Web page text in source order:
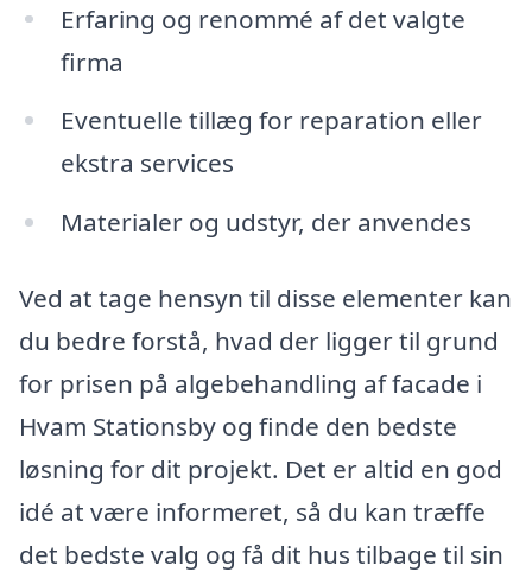
Erfaring og renommé af det valgte
firma
Eventuelle tillæg for reparation eller
ekstra services
Materialer og udstyr, der anvendes
Ved at tage hensyn til disse elementer kan
du bedre forstå, hvad der ligger til grund
for prisen på algebehandling af facade i
Hvam Stationsby og finde den bedste
løsning for dit projekt. Det er altid en god
idé at være informeret, så du kan træffe
det bedste valg og få dit hus tilbage til sin